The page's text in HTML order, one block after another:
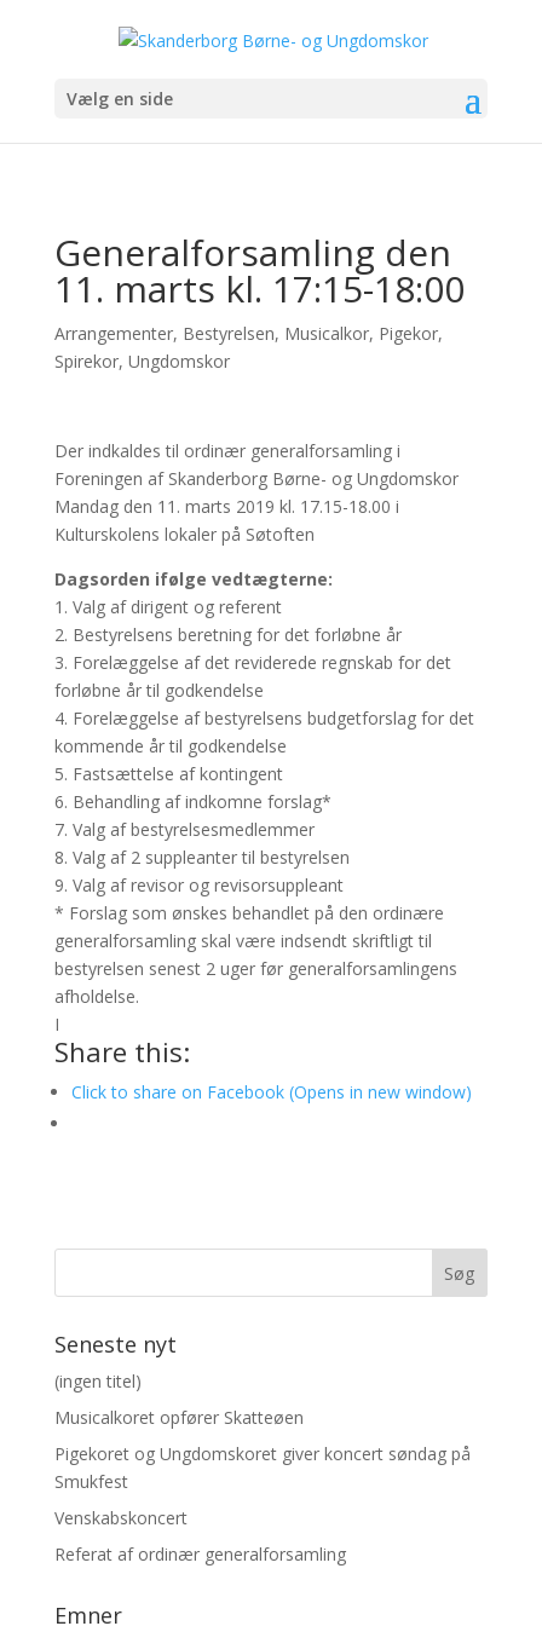
Vælg en side
Generalforsamling den
11. marts kl. 17:15-18:00
Arrangementer, Bestyrelsen, Musicalkor, Pigekor,
Spirekor, Ungdomskor
Der indkaldes til ordinær generalforsamling i
Foreningen af Skanderborg Børne- og Ungdomskor
Mandag den 11. marts 2019 kl. 17.15-18.00 i
Kulturskolens lokaler på Søtoften
Dagsorden ifølge vedtægterne:
1. Valg af dirigent og referent
2. Bestyrelsens beretning for det forløbne år
3. Forelæggelse af det reviderede regnskab for det
forløbne år til godkendelse
4. Forelæggelse af bestyrelsens budgetforslag for det
kommende år til godkendelse
5. Fastsættelse af kontingent
6. Behandling af indkomne forslag*
7. Valg af bestyrelsesmedlemmer
8. Valg af 2 suppleanter til bestyrelsen
9. Valg af revisor og revisorsuppleant
* Forslag som ønskes behandlet på den ordinære
generalforsamling skal være indsendt skriftligt til
bestyrelsen senest 2 uger før generalforsamlingens
afholdelse.
I
Share this:
Click to share on Facebook (Opens in new window)
Seneste nyt
(ingen titel)
Musicalkoret opfører Skatteøen
Pigekoret og Ungdomskoret giver koncert søndag på
Smukfest
Venskabskoncert
Referat af ordinær generalforsamling
Emner